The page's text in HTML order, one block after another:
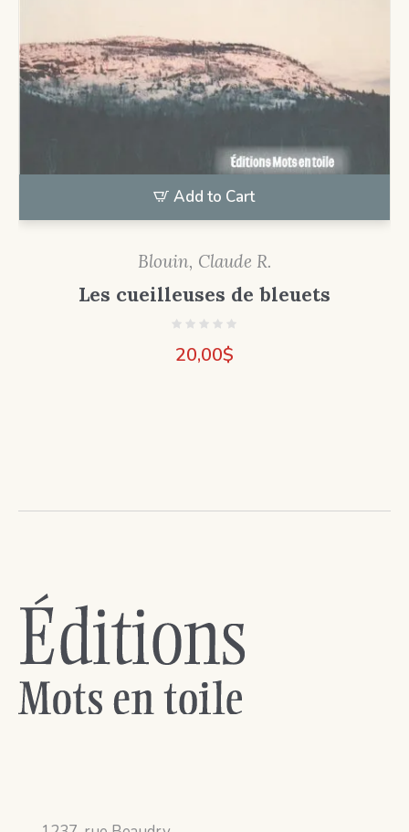
Add to Cart
Blouin, Claude R.
Les cueilleuses de bleuets
20,00$